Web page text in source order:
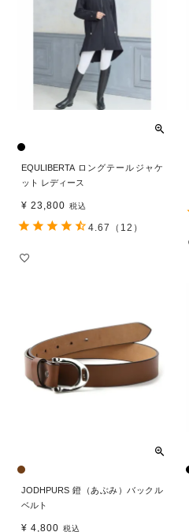
EQULIBERTA ロングテールジャケ
ット レディース
¥ 23,800 税込
4.67 （12）
JODHPURS 鐙（あぶみ）バックル
ベルト
¥ 4,800 税込